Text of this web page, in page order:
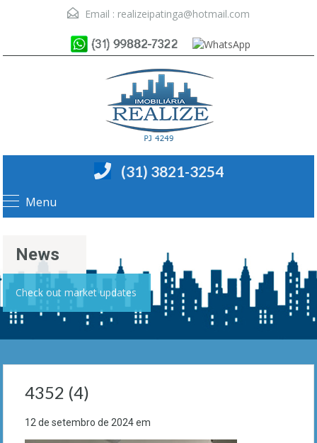
Email : realizeipatinga@hotmail.com
(31) 3821-3254
Menu
News
Check out market updates
4352 (4)
12 de setembro de 2024em